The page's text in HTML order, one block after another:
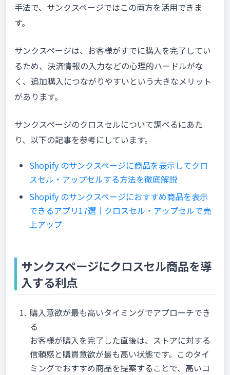
手法で、サンクスページではこの両方を活用できま
す。
サンクスページは、お客様がすでに購入を完了してい
るため、決済情報の入力などの心理的ハードルがな
く、追加購入につながりやすいという大きなメリット
があります。
サンクスページのクロスセルについて調べるにあた
り、以下の記事を参考にしています。
Shopify のサンクスページに商品を表示してクロ
スセル・アップセルする方法を徹底解説
Shopify のサンクスページにおすすめ商品を表示
できるアプリ17選｜クロスセル・アップセルで売
上アップ
サンクスページにクロスセル商品を導
入する利点
購入意欲が最も高いタイミングでアプローチでき
る
お客様が購入を完了した直後は、ストアに対する
信頼感と購買意欲が最も高い状態です。このタイ
ミングでおすすめ商品を提案することで、高いコ